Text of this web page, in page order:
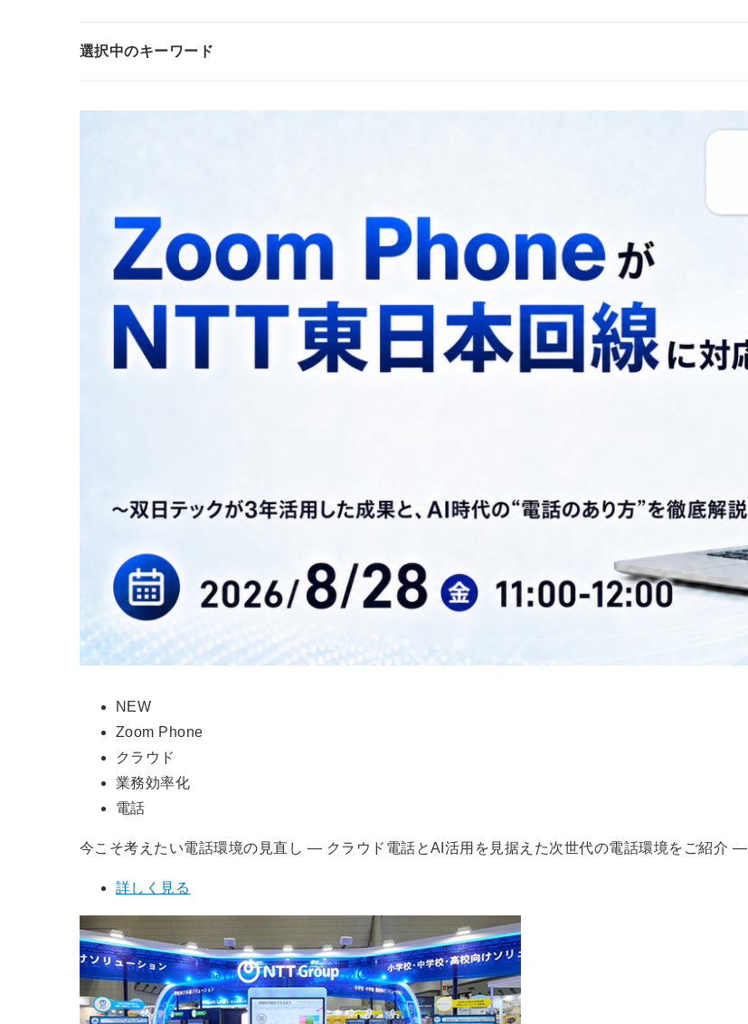
選択中のキーワード
NEW
Zoom Phone
クラウド
業務効率化
電話
今こそ考えたい電話環境の見直し ― クラウド電話とAI活用を見据えた次世代の電話環境をご紹介 ―
詳しく見る